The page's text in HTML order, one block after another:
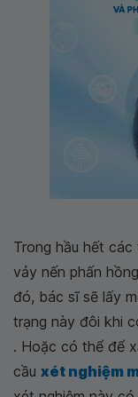
Trong hầu hết
vảy nến phấn
đó, bác sĩ sẽ lấy
trạng này đôi khi
. Hoặc có thể để
cầu xét nghiệm